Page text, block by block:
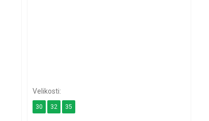
30 32 35